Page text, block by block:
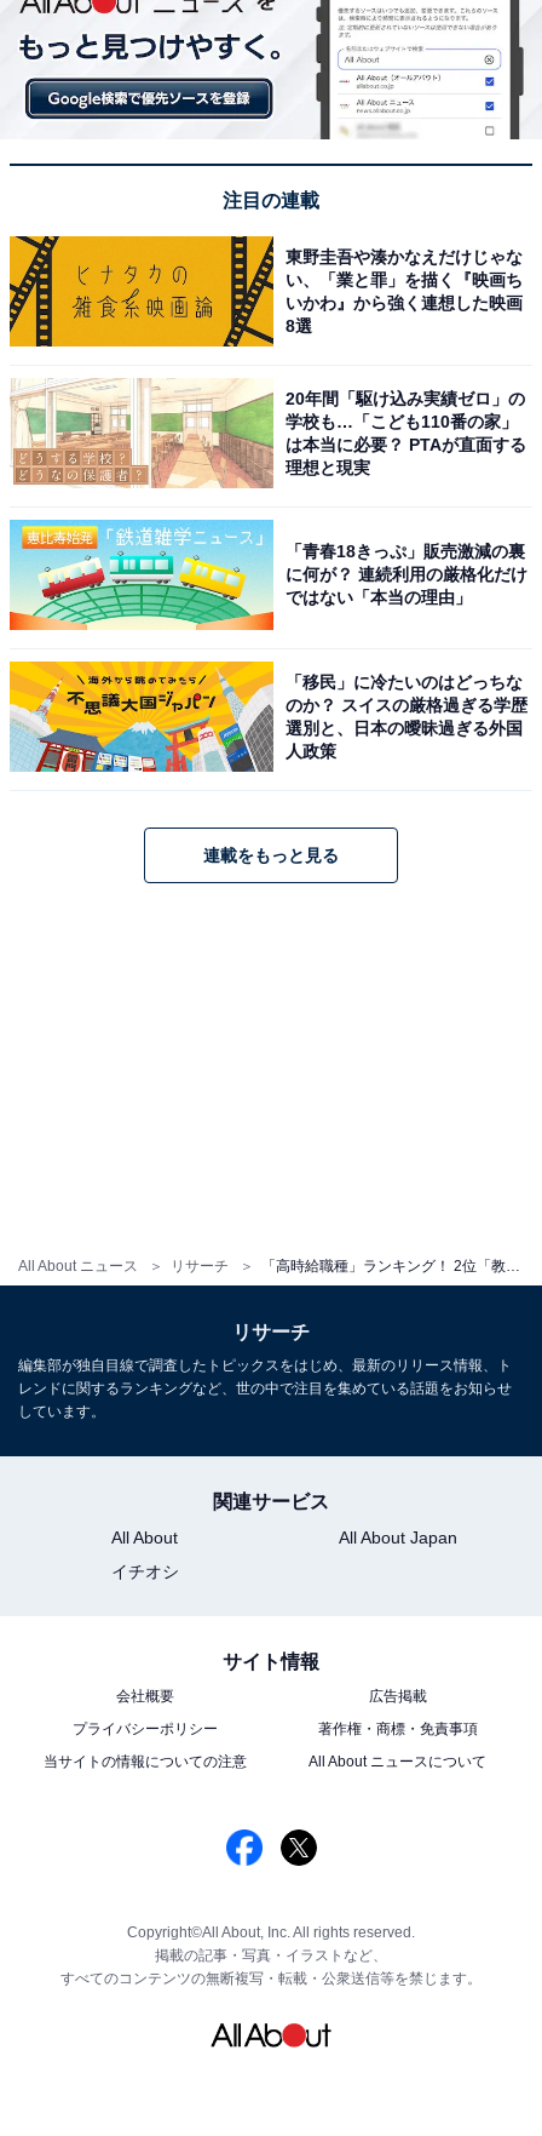
All About ニュース リサーチ 「高時給職種」ランキング！ 2位「教師・講師・インストラクター」、1位は？【平均時給も発表】
注目の連載
東野圭吾や湊かなえだけじゃな
い、「業と罪」を描く『映画ち
いかわ』から強く連想した映画
8選
20年間「駆け込み実績ゼロ」の
学校も…「こども110番の家」
は本当に必要？ PTAが直面する
理想と現実
「青春18きっぷ」販売激減の裏
に何が？ 連続利用の厳格化だけ
ではない「本当の理由」
「移民」に冷たいのはどっちな
のか？ スイスの厳格過ぎる学歴
選別と、日本の曖昧過ぎる外国
人政策
連載をもっと見る
リサーチ
編集部が独自目線で調査したトピックスをはじめ、最新のリリース情報、ト
レンドに関するランキングなど、世の中で注目を集めている話題をお知らせ
しています。
関連サービス
All About
All About Japan
イチオシ
サイト情報
会社概要
広告掲載
プライバシーポリシー
著作権・商標・免責事項
当サイトの情報についての注意
All About ニュースについて
Copyright©All About, Inc. All rights reserved.
掲載の記事・写真・イラストなど、
すべてのコンテンツの無断複写・転載・公衆送信等を禁じます。